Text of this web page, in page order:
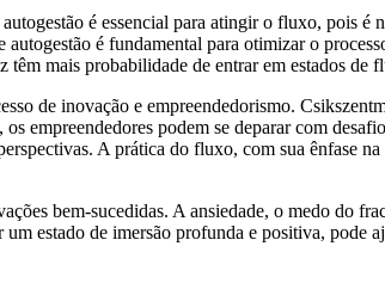
é essencial para atingir o fluxo, pois é
é fundamental para otimizar o
mais probabilidade de entrar em estados
de inovação e empreendedorismo.
empreendedores podem se deparar com
A prática do fluxo, com sua ênfase
bem-sucedidas. A ansiedade, o medo do
estado de imersão profunda e positiva, pode